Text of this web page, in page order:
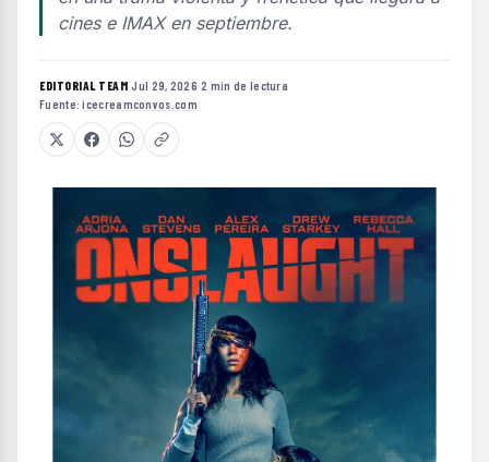
cines e IMAX en septiembre.
EDITORIAL TEAM·Jul 29, 2026·2 min de lectura·
Fuente:icecreamconvos.com